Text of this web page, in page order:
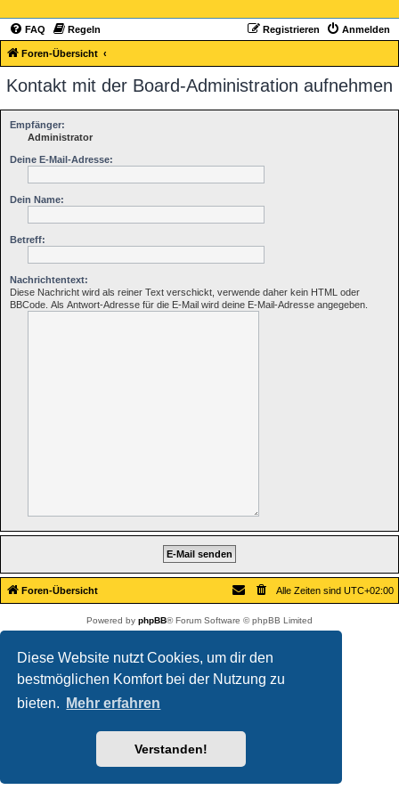
Diese Website nutzt Cookies, um dir den
bestmöglichen Komfort bei der Nutzung zu
bieten.
Mehr erfahren
Verstanden!
FAQ Regeln Anmelden
Registrieren
Foren-Übersicht
Kontakt mit der Board-Administration aufnehmen
Empfänger:
Administrator
Deine E-Mail-Adresse:
Dein Name:
Betreff:
Nachrichtentext:
Diese Nachricht wird als reiner Text verschickt, verwende daher kein HTML oder
BBCode. Als Antwort-Adresse für die E-Mail wird deine E-Mail-Adresse angegeben.
Foren-Übersicht Alle Zeiten sind UTC+02:00
Powered by phpBB® Forum Software © phpBB Limited
Datenschutz |Nutzungsbedingungen